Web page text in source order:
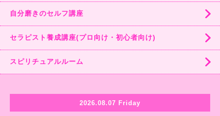
自分磨きのセルフ講座
セラピスト養成講座(プロ向け・初心者向け)
スピリチュアルルーム
2026.08.07 Friday